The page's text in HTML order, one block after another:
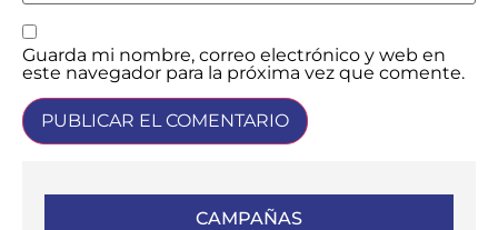
Guarda mi nombre, correo electrónico y web en
este navegador para la próxima vez que comente.
CAMPAÑAS